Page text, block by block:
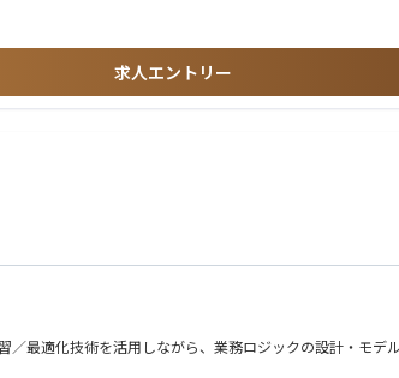
重要と当社は考えています。
す。
きます。
を選択します。
ます。
求人エントリー
最適化技術を活用しながら、業務ロジックの設計・モデ